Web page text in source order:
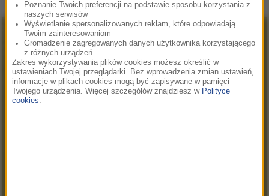
Poznanie Twoich preferencji na podstawie sposobu korzystania z
naszych serwisów
Wyświetlanie spersonalizowanych reklam, które odpowiadają
Twoim zainteresowaniom
Gromadzenie zagregowanych danych użytkownika korzystającego
z różnych urządzeń
Zakres wykorzystywania plików cookies możesz określić w
ustawieniach Twojej przeglądarki. Bez wprowadzenia zmian ustawień,
informacje w plikach cookies mogą być zapisywane w pamięci
Twojego urządzenia. Więcej szczegółów znajdziesz w Polityce
cookies.